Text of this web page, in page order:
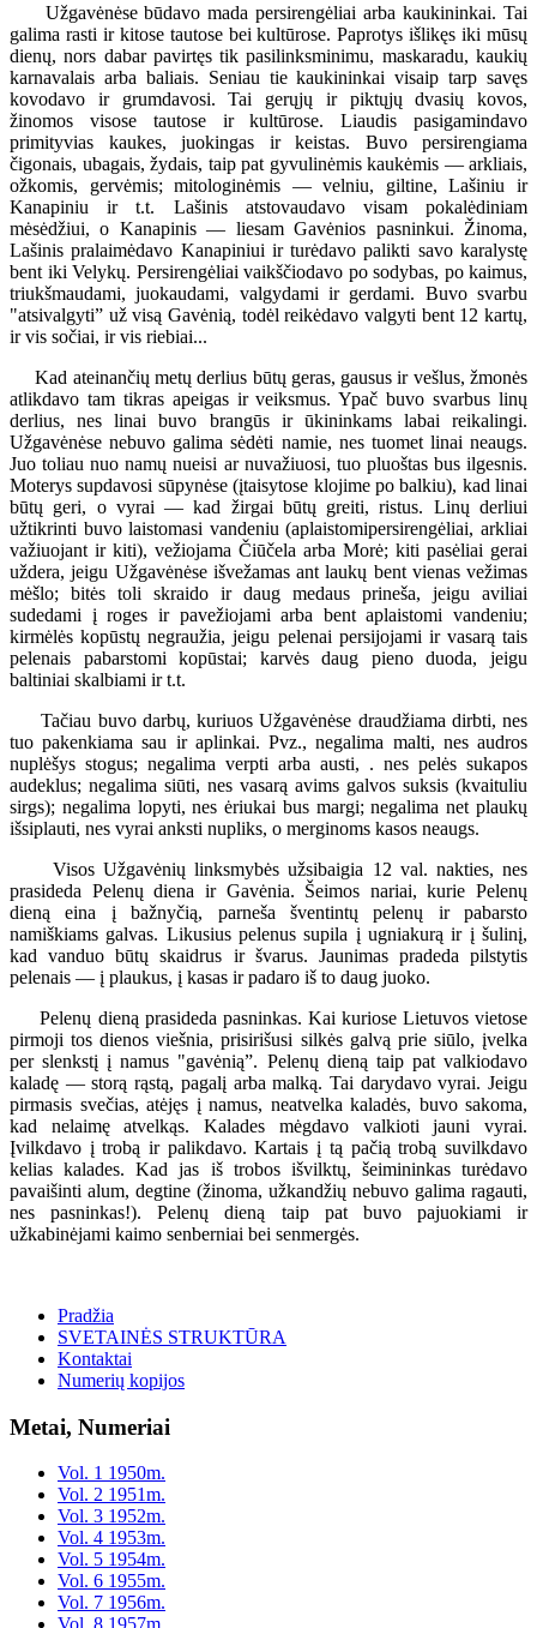
Užgavėnėse būdavo mada persirengėliai arba kaukininkai. Tai
galima rasti ir kitose tautose bei kultūrose. Paprotys išlikęs iki mūsų
dienų, nors dabar pavirtęs tik pasilinksminimu, maskaradu, kaukių
karnavalais arba baliais. Seniau tie kaukininkai visaip tarp savęs
kovodavo ir grumdavosi. Tai gerųjų ir piktųjų dvasių kovos,
žinomos visose tautose ir kultūrose. Liaudis pasigamindavo
primityvias kaukes, juokingas ir keistas. Buvo persirengiama
čigonais, ubagais, žydais, taip pat gyvulinėmis kaukėmis — arkliais,
ožkomis, gervėmis; mitologinėmis — velniu, giltine, Lašiniu ir
Kanapiniu ir t.t. Lašinis atstovaudavo visam pokalėdiniam
mėsėdžiui, o Kanapinis — liesam Gavėnios pasninkui. Žinoma,
Lašinis pralaimėdavo Kanapiniui ir turėdavo palikti savo karalystę
bent iki Velykų. Persirengėliai vaikščiodavo po sodybas, po kaimus,
triukšmaudami, juokaudami, valgydami ir gerdami. Buvo svarbu
"atsivalgyti” už visą Gavėnią, todėl reikėdavo valgyti bent 12 kartų,
ir vis sočiai, ir vis riebiai...
Kad ateinančių metų derlius būtų geras, gausus ir vešlus, žmonės
atlikdavo tam tikras apeigas ir veiksmus. Ypač buvo svarbus linų
derlius, nes linai buvo brangūs ir ūkininkams labai reikalingi.
Užgavėnėse nebuvo galima sėdėti namie, nes tuomet linai neaugs.
Juo toliau nuo namų nueisi ar nuvažiuosi, tuo pluoštas bus ilgesnis.
Moterys supdavosi sūpynėse (įtaisytose klojime po balkiu), kad linai
būtų geri, o vyrai — kad žirgai būtų greiti, ristus. Linų derliui
užtikrinti buvo laistomasi vandeniu (aplaistomipersirengėliai, arkliai
važiuojant ir kiti), vežiojama Čiūčela arba Morė; kiti pasėliai gerai
uždera, jeigu Užgavėnėse išvežamas ant laukų bent vienas vežimas
mėšlo; bitės toli skraido ir daug medaus prineša, jeigu aviliai
sudedami į roges ir pavežiojami arba bent aplaistomi vandeniu;
kirmėlės kopūstų negraužia, jeigu pelenai persijojami ir vasarą tais
pelenais pabarstomi kopūstai; karvės daug pieno duoda, jeigu
baltiniai skalbiami ir t.t.
Tačiau buvo darbų, kuriuos Užgavėnėse draudžiama dirbti, nes
tuo pakenkiama sau ir aplinkai. Pvz., negalima malti, nes audros
nuplėšys stogus; negalima verpti arba austi, . nes pelės sukapos
audeklus; negalima siūti, nes vasarą avims galvos suksis (kvaituliu
sirgs); negalima lopyti, nes ėriukai bus margi; negalima net plaukų
išsiplauti, nes vyrai anksti nupliks, o merginoms kasos neaugs.
Visos Užgavėnių linksmybės užsibaigia 12 val. nakties, nes
prasideda Pelenų diena ir Gavėnia. Šeimos nariai, kurie Pelenų
dieną eina į bažnyčią, parneša šventintų pelenų ir pabarsto
namiškiams galvas. Likusius pelenus supila į ugniakurą ir į šulinį,
kad vanduo būtų skaidrus ir švarus. Jaunimas pradeda pilstytis
pelenais — į plaukus, į kasas ir padaro iš to daug juoko.
Pelenų dieną prasideda pasninkas. Kai kuriose Lietuvos vietose
pirmoji tos dienos viešnia, prisirišusi silkės galvą prie siūlo, įvelka
per slenkstį į namus "gavėnią”. Pelenų dieną taip pat valkiodavo
kaladę — storą rąstą, pagalį arba malką. Tai darydavo vyrai. Jeigu
pirmasis svečias, atėjęs į namus, neatvelka kaladės, buvo sakoma,
kad nelaimę atvelkąs. Kalades mėgdavo valkioti jauni vyrai.
Įvilkdavo į trobą ir palikdavo. Kartais į tą pačią trobą suvilkdavo
kelias kalades. Kad jas iš trobos išvilktų, šeimininkas turėdavo
pavaišinti alum, degtine (žinoma, užkandžių nebuvo galima ragauti,
nes pasninkas!). Pelenų dieną taip pat buvo pajuokiami ir
užkabinėjami kaimo senberniai bei senmergės.
Pradžia
SVETAINĖS STRUKTŪRA
Kontaktai
Numerių kopijos
Metai, Numeriai
Vol. 1 1950m.
Vol. 2 1951m.
Vol. 3 1952m.
Vol. 4 1953m.
Vol. 5 1954m.
Vol. 6 1955m.
Vol. 7 1956m.